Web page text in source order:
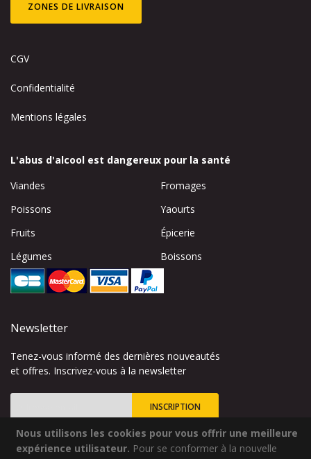
Nous utilisons les cookies pour vous offrir une meilleure
expérience utilisateur. Pour se conformer à la nouvelle
ZONES DE LIVRAISON
CGV
Confidentialité
Mentions légales
L'abus d'alcool est dangereux pour la santé
Viandes
Poissons
Fruits
Légumes
Fromages
Yaourts
Épicerie
Boissons
Newsletter
Tenez-vous informé des dernières nouveautés
et offres. Inscrivez-vous à la newsletter
Inscription
INSCRIPTION